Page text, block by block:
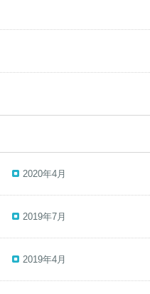
2020年4月
2019年7月
2019年4月